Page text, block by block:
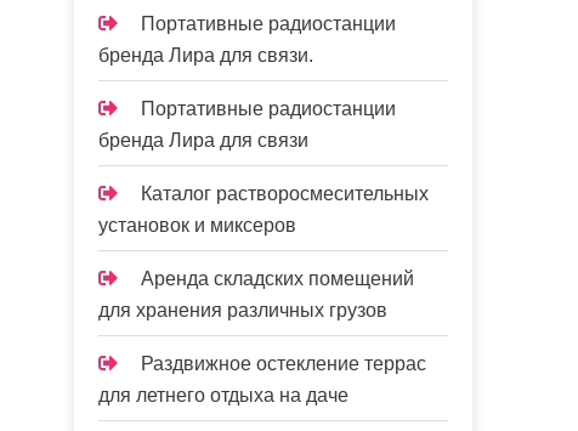
Портативные радиостанции
бренда Лира для связи.
Портативные радиостанции
бренда Лира для связи
Каталог растворосмесительных
установок и миксеров
Аренда складских помещений
для хранения различных грузов
Раздвижное остекление террас
для летнего отдыха на даче